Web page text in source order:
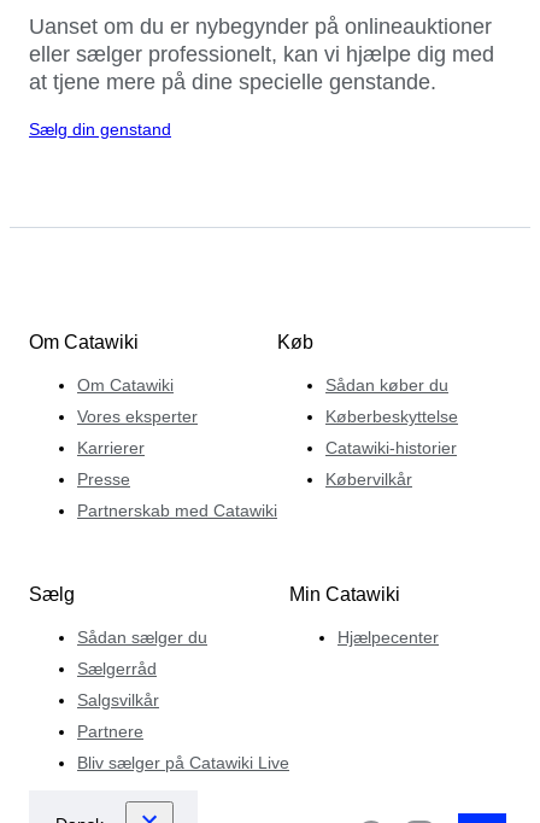
Uanset om du er nybegynder på onlineauktioner
eller sælger professionelt, kan vi hjælpe dig med
at tjene mere på dine specielle genstande.
Sælg din genstand
Om Catawiki
Om Catawiki
Vores eksperter
Karrierer
Presse
Partnerskab med Catawiki
Køb
Sådan køber du
Køberbeskyttelse
Catawiki-historier
Købervilkår
Sælg
Sådan sælger du
Sælgerråd
Salgsvilkår
Partnere
Bliv sælger på Catawiki Live
Min Catawiki
Hjælpecenter